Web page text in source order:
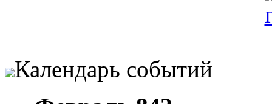
Календарь событий